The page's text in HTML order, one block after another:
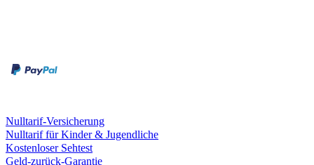
Nulltarif-Versicherung
Nulltarif für Kinder & Jugendliche
Kostenloser Sehtest
Geld-zurück-Garantie